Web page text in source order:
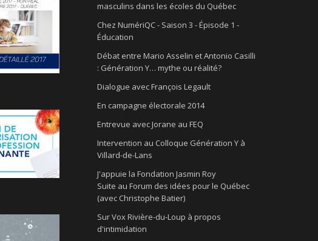
masculins dans les écoles du Québec
Chez NumériQC - Saison 3 - Épisode 1 -
Éducation
Débat entre Mario Asselin et Antonio Casilli
: Génération Y… mythe ou réalité?
Dialogue avec François Legault
En campagne électorale 2014
Entrevue avec Jorane au FEQ
Intervention au Colloque Génération Y à
Villard-de-Lans
J'appuie la Fondation Jasmin Roy
Suite au Forum des idées pour le Québec
(avec Christophe Batier)
Sur Vox Rivière-du-Loup à propos
d'intimidation